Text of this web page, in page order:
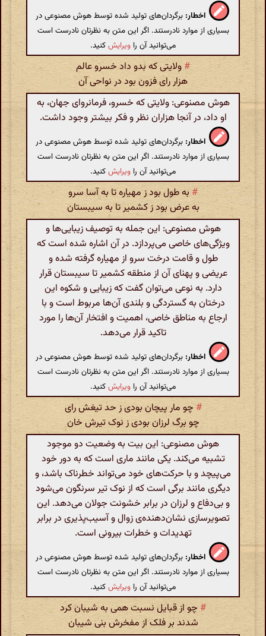
اخطار: برگردان‌های تولید شده توسط هوش مصنوعی در
بسیاری از موارد نادرستند. اگر این متن به نظرتان نادرست است
می‌توانید آن را ویرایشکنید.
# ولایتی که بدو داد خسرو عالم
هزار رای فزون بود در نواحی آن
هوش مصنوعی: ولایتی که خسرو، فرمانروای جهان، به
او داد، در آنجا هزاران نظر و فکر بیشتر وجود داشت.
اخطار: برگردان‌های تولید شده توسط هوش مصنوعی در
بسیاری از موارد نادرستند. اگر این متن به نظرتان نادرست است
می‌توانید آن را ویرایشکنید.
# به طول بود ز مهیاره تا به آسا سرو
به عرض بود ز کشمیر تا به سیبستان
هوش مصنوعی: این جمله به توصیف زیبایی‌ها و
ویژگی‌های خاصی می‌پردازد. در آن اشاره شده است که
طول و قامت درخت سرو از مهیاره گرفته شده و
عریضی و پهنای آن از منطقه کشمیر تا سیبستان قرار
دارد. به نوعی می‌توان گفت که زیبایی و شکوه این
درختان به گستردگی و بلندی آن‌ها مربوط است و با
ارجاع به مناطق خاصی، اهمیت و افتخار آن‌ها را مورد
تاکید قرار می‌دهد.
اخطار: برگردان‌های تولید شده توسط هوش مصنوعی در
بسیاری از موارد نادرستند. اگر این متن به نظرتان نادرست است
می‌توانید آن را ویرایشکنید.
# چو مار پیچان بودی ز حد تیغش رای
چو برگ لرزان بودی ز نوک تیرش خان
هوش مصنوعی: این بیت به وضعیت دو موجود
تشبیه می‌کند. یکی مانند ماری است که به دور خود
می‌پیچد و با حرکت‌های خود می‌تواند خطرناک باشد، و
دیگری مانند برگی است که از نوک تیر سرنگون می‌شود
و بی‌دفاع و لرزان در برابر خشونت جولان می‌دهد. این
تصویرسازی نشان‌دهنده‌ی زوال و آسیب‌پذیری در برابر
تهدیدات و خطرات بیرونی است.
اخطار: برگردان‌های تولید شده توسط هوش مصنوعی در
بسیاری از موارد نادرستند. اگر این متن به نظرتان نادرست است
می‌توانید آن را ویرایشکنید.
# چو از قبایل نسبت همی به شیبان کرد
شدند بر فلک از مفخرش بنی شیبان